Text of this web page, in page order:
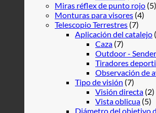
Miras réflex de punto rojo (5)
Monturas para visores (4)
Telescopio Terrestres (7)
Aplicación del catalejo
Caza (7)
Outdoor -
Tiradores
Observación de
Tipo de visión (7)
Visión directa (2)
Vista oblicua (5)
Diámetro del objetivo